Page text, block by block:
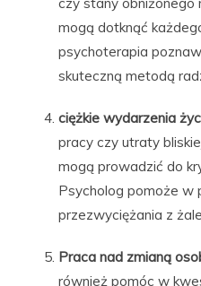
mogą dotknąć
psychoterapia
skuteczną metodą
ciężkie wydarzenia
pracy czy utraty
mogą prowadzić do
Psycholog pomoże w
przezwyciężania z
Praca nad zmianą
również pomóc w